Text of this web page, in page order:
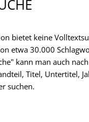
bietet keine
etwa 30.000
kann man auch nach
Titel, Untertitel,
suchen.